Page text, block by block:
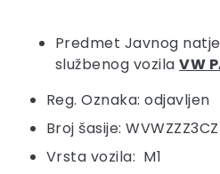
Predmet Javnog
službenog vozilaVW
Reg. Oznaka: odjavljen
Broj šasije:
Vrsta vozila: M1